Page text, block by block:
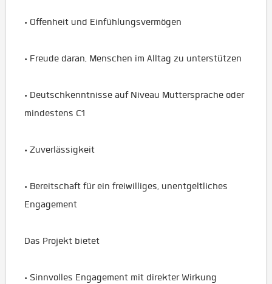
• Offenheit und Einfühlungsvermögen
• Freude daran, Menschen im Alltag zu unterstützen
• Deutschkenntnisse auf Niveau Muttersprache oder
mindestens C1
• Zuverlässigkeit
• Bereitschaft für ein freiwilliges, unentgeltliches
Engagement
Das Projekt bietet
• Sinnvolles Engagement mit direkter Wirkung